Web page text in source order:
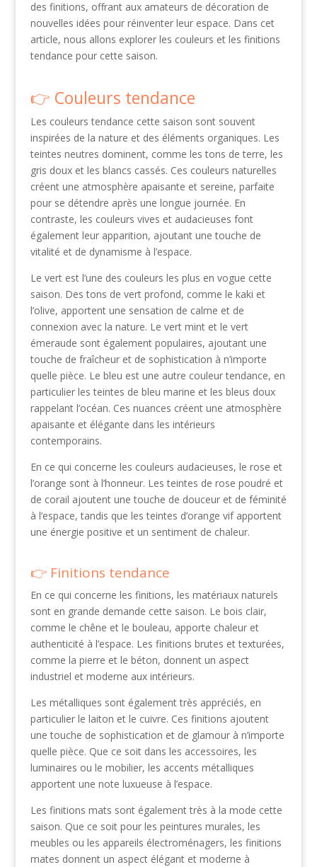
des finitions, offrant aux amateurs de décoration de
nouvelles idées pour réinventer leur espace. Dans cet
article, nous allons explorer les couleurs et les finitions
tendance pour cette saison.
Couleurs tendance
Les couleurs tendance cette saison sont souvent
inspirées de la nature et des éléments organiques. Les
teintes neutres dominent, comme les tons de terre, les
gris doux et les blancs cassés. Ces couleurs naturelles
créent une atmosphère apaisante et sereine, parfaite
pour se détendre après une longue journée. En
contraste, les couleurs vives et audacieuses font
également leur apparition, ajoutant une touche de
vitalité et de dynamisme à l’espace.
Le vert est l’une des couleurs les plus en vogue cette
saison. Des tons de vert profond, comme le kaki et
l’olive, apportent une sensation de calme et de
connexion avec la nature. Le vert mint et le vert
émeraude sont également populaires, ajoutant une
touche de fraîcheur et de sophistication à n’importe
quelle pièce. Le bleu est une autre couleur tendance, en
particulier les teintes de bleu marine et les bleus doux
rappelant l’océan. Ces nuances créent une atmosphère
apaisante et élégante dans les intérieurs
contemporains.
En ce qui concerne les couleurs audacieuses, le rose et
l’orange sont à l’honneur. Les teintes de rose poudré et
de corail ajoutent une touche de douceur et de féminité
à l’espace, tandis que les teintes d’orange vif apportent
une énergie positive et un sentiment de chaleur.
Finitions tendance
En ce qui concerne les finitions, les matériaux naturels
sont en grande demande cette saison. Le bois clair,
comme le chêne et le bouleau, apporte chaleur et
authenticité à l’espace. Les finitions brutes et texturées,
comme la pierre et le béton, donnent un aspect
industriel et moderne aux intérieurs.
Les métalliques sont également très appréciés, en
particulier le laiton et le cuivre. Ces finitions ajoutent
une touche de sophistication et de glamour à n’importe
quelle pièce. Que ce soit dans les accessoires, les
luminaires ou le mobilier, les accents métalliques
apportent une note luxueuse à l’espace.
Les finitions mats sont également très à la mode cette
saison. Que ce soit pour les peintures murales, les
meubles ou les appareils électroménagers, les finitions
mates donnent un aspect élégant et moderne à